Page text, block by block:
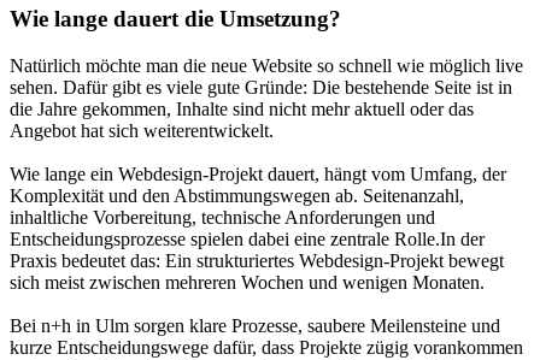
Wie lange dauert die Umsetzung?
Natürlich möchte man die neue Website so schnell wie möglich live
sehen. Dafür gibt es viele gute Gründe: Die bestehende Seite ist in
die Jahre gekommen, Inhalte sind nicht mehr aktuell oder das
Angebot hat sich weiterentwickelt.
Wie lange ein Webdesign-Projekt dauert, hängt vom Umfang, der
Komplexität und den Abstimmungswegen ab. Seitenanzahl,
inhaltliche Vorbereitung, technische Anforderungen und
Entscheidungsprozesse spielen dabei eine zentrale Rolle.In der
Praxis bedeutet das: Ein strukturiertes Webdesign-Projekt bewegt
sich meist zwischen mehreren Wochen und wenigen Monaten.
Bei n+h in Ulm sorgen klare Prozesse, saubere Meilensteine und
kurze Entscheidungswege dafür, dass Projekte zügig vorankommen